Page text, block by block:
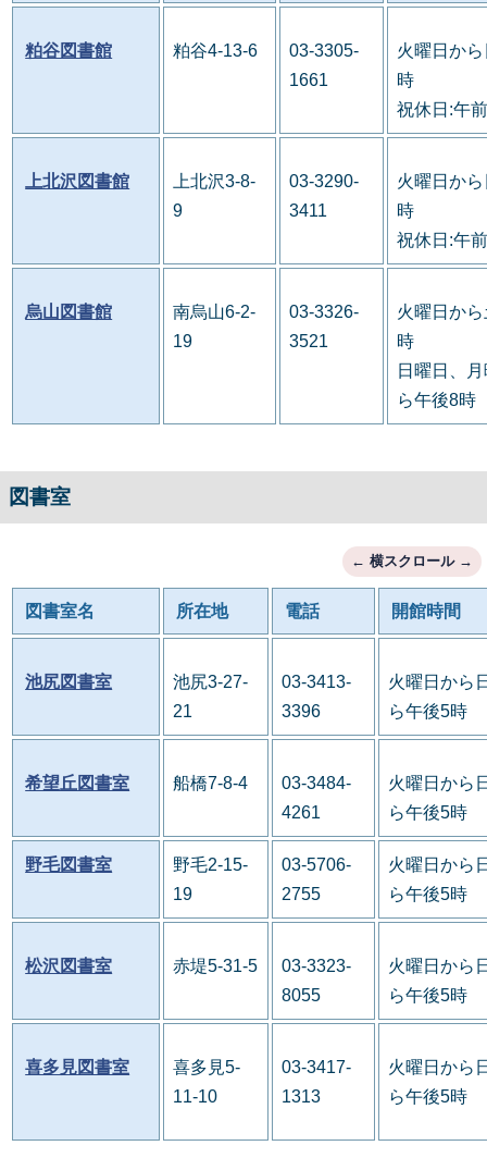
粕谷図書館 粕谷4-13-6
03-3305-
1661
火曜日か
時
祝休日:午
上北沢図書館
上北沢3-8-
9
03-3290-
3411
火曜日か
時
祝休日:午
烏山図書館
南烏山6-2-
19
03-3326-
3521
火曜日か
時
日曜日、
ら午後8時
図書室
図書室名 所在地 電話 開館時間
池尻図書室
池尻3-27-
21
03-3413-
3396
火曜日から
ら午後5時
希望丘図書室 船橋7-8-4
03-3484-
4261
火曜日から
ら午後5時
野毛図書室
野毛2-15-
19
03-5706-
2755
火曜日から
ら午後5時
松沢図書室 赤堤5-31-5
03-3323-
8055
火曜日から
ら午後5時
喜多見図書室
喜多見5-
11-10
03-3417-
1313
火曜日から
ら午後5時